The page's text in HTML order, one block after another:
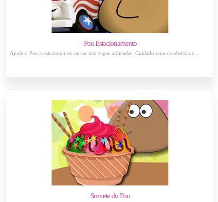
Pou Estacionamento
Ajude o Pou a estacionar os carros nas vagas indicadas. Cuidado com os obstáculo...
Sorvete do Pou